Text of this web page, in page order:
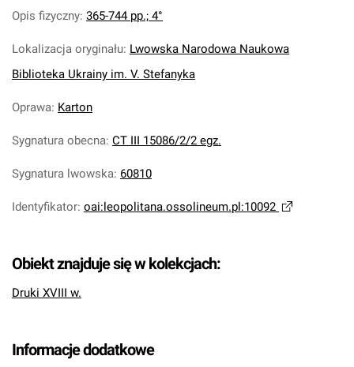
Opis fizyczny: 365-744 pp.; 4°
Lokalizacja oryginału: Lwowska Narodowa Naukowa
Biblioteka Ukrainy im. V. Stefanyka
Oprawa: Karton
Sygnatura obecna: CT III 15086/2/2 egz.
Sygnatura lwowska: 60810
Identyfikator: oai:leopolitana.ossolineum.pl:10092
Obiekt znajduje się w kolekcjach:
Druki XVIII w.
Informacje dodatkowe